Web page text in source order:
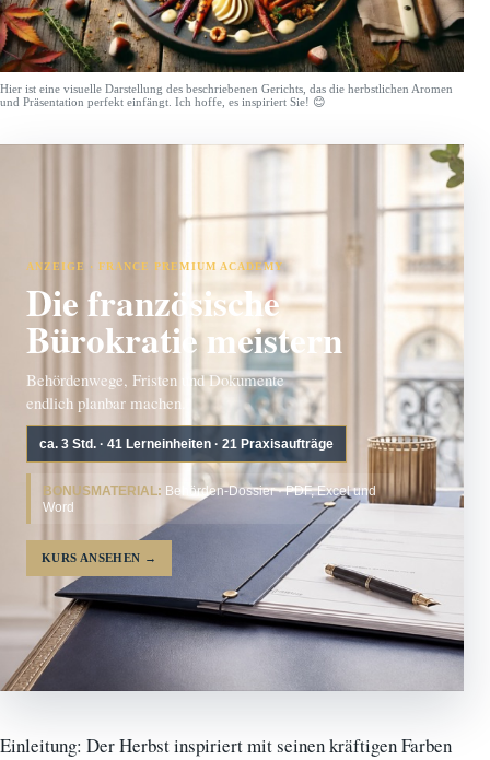
Hier ist eine visuelle Darstellung des beschriebenen Gerichts, das die herbstlichen Aromen
und Präsentation perfekt einfängt. Ich hoffe, es inspiriert Sie! 😊
ANZEIGE · FRANCE PREMIUM ACADEMY
Die französische
Bürokratie meistern
Behördenwege, Fristen und Dokumente
endlich planbar machen.
ca. 3 Std. · 41 Lerneinheiten · 21 Praxisaufträge
BONUSMATERIAL: Behörden-Dossier · PDF, Excel und
Word
KURS ANSEHEN →
Einleitung: Der Herbst inspiriert mit seinen kräftigen Farben